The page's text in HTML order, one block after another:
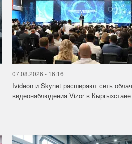
07.08.2026 - 16:16
Ivideon и Skynet расширяют сеть
видеонаблюдения Vizor в Кыргызстане